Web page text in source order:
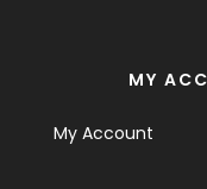
MY
My Account